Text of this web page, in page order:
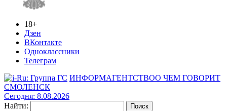
18+
Дзен
ВКонтакте
Одноклассники
Телеграм
ИНФОРМАГЕНТСТВОО ЧЕМ ГОВОРИТ
СМОЛЕНСК
Сегодня: 8.08.2026
Найти: